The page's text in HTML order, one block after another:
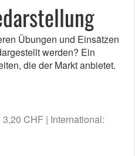
Übungen und Einsätzen
werden? Ein
die der Markt anbietet.
3,20 CHF International: